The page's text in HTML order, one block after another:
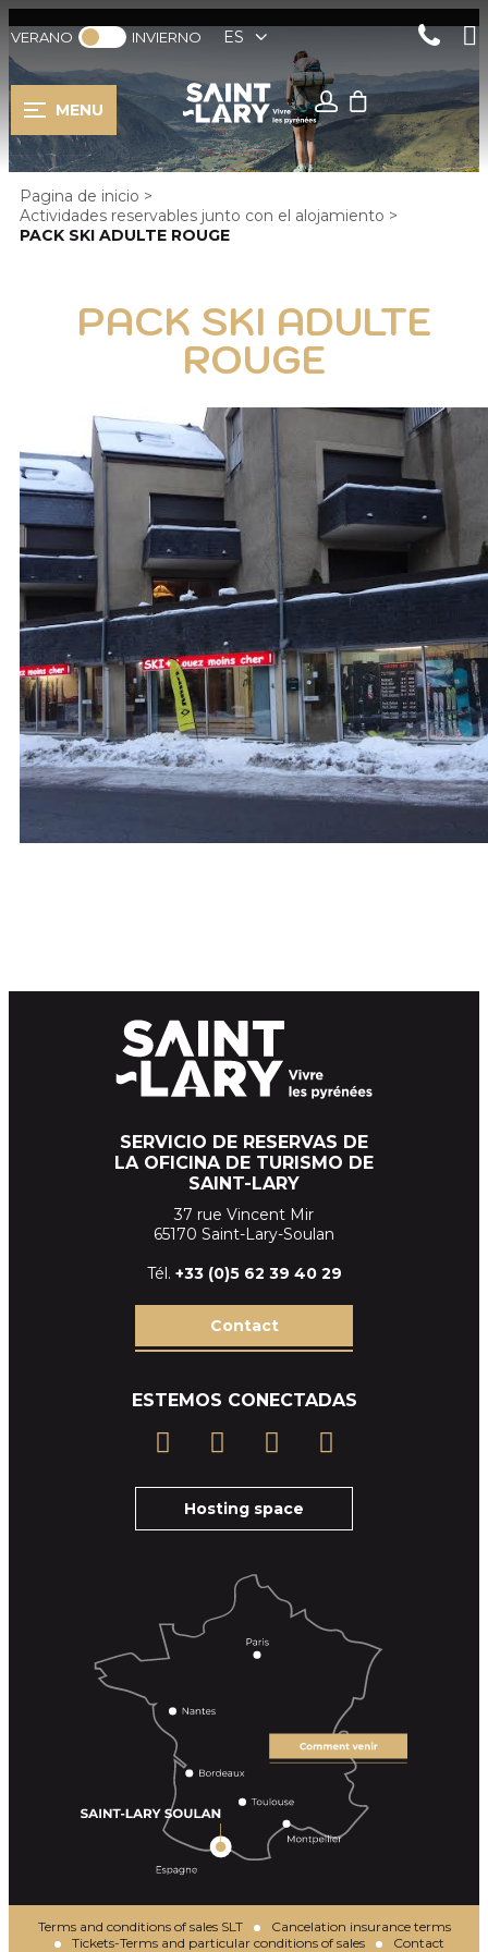
VERANO INVIERNO ES
MENU
Pagina de inicio >
Actividades reservables junto con el alojamiento >
PACK SKI ADULTE ROUGE
PACK SKI ADULTE
ROUGE
SERVICIO DE RESERVAS DE
LA OFICINA DE TURISMO DE
SAINT-LARY
37 rue Vincent Mir
65170 Saint-Lary-Soulan
Tél. +33 (0)5 62 39 40 29
Contact
ESTEMOS CONECTADAS
Hosting space
Terms and conditions of sales SLT
Cancelation insurance terms
Tickets-Terms and particular conditions of sales
Contact